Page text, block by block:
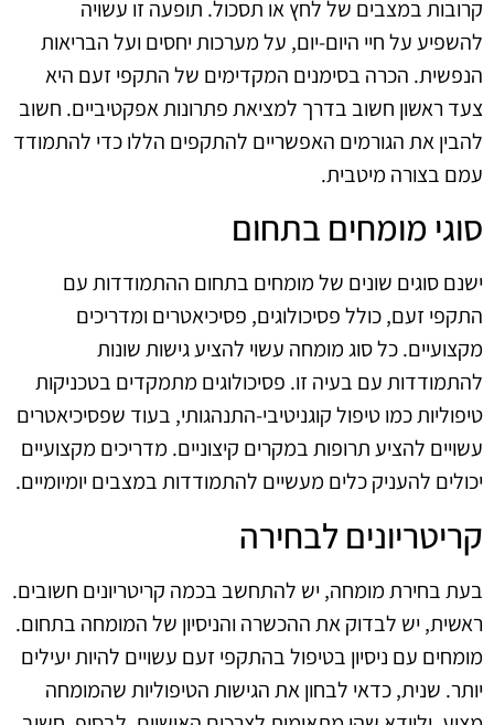
קרובות במצבים של לחץ או תסכול. תופעה זו עשויה
להשפיע על חיי היום-יום, על מערכות יחסים ועל הבריאות
הנפשית. הכרה בסימנים המקדימים של התקפי זעם היא
צעד ראשון חשוב בדרך למציאת פתרונות אפקטיביים. חשוב
להבין את הגורמים האפשריים להתקפים הללו כדי להתמודד
עמם בצורה מיטבית.
סוגי מומחים בתחום
ישנם סוגים שונים של מומחים בתחום ההתמודדות עם
התקפי זעם, כולל פסיכולוגים, פסיכיאטרים ומדריכים
מקצועיים. כל סוג מומחה עשוי להציע גישות שונות
להתמודדות עם בעיה זו. פסיכולוגים מתמקדים בטכניקות
טיפוליות כמו טיפול קוגניטיבי-התנהגותי, בעוד שפסיכיאטרים
עשויים להציע תרופות במקרים קיצוניים. מדריכים מקצועיים
יכולים להעניק כלים מעשיים להתמודדות במצבים יומיומיים.
קריטריונים לבחירה
בעת בחירת מומחה, יש להתחשב בכמה קריטריונים חשובים.
ראשית, יש לבדוק את ההכשרה והניסיון של המומחה בתחום.
מומחים עם ניסיון בטיפול בהתקפי זעם עשויים להיות יעילים
יותר. שנית, כדאי לבחון את הגישות הטיפוליות שהמומחה